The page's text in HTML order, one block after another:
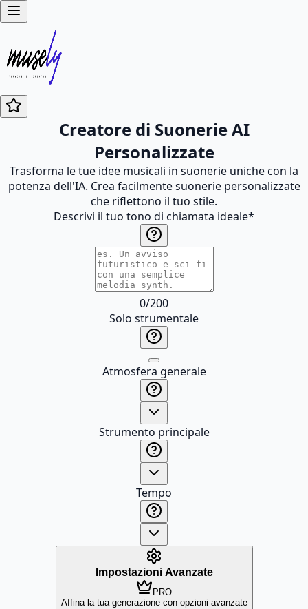
Creatore di Suonerie AI
Personalizzate
Trasforma le tue idee musicali in suonerie uniche con la
potenza dell'IA. Crea facilmente suonerie personalizzate
che riflettono il tuo stile.
Descrivi il tuo tono di chiamata ideale*
0/200
Solo strumentale
Atmosfera generale
Strumento principale
Tempo
Impostazioni Avanzate
PRO
Affina la tua generazione con opzioni avanzate